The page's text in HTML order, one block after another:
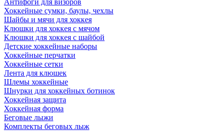
Антифоги для визоров
Хоккейные сумки, баулы, чехлы
Шайбы и мячи для хоккея
Клюшки для хоккея с мячом
Клюшки для хоккея с шайбой
Детские хоккейные наборы
Хоккейные перчатки
Хоккейные сетки
Лента для клюшек
Шлемы хоккейные
Шнурки для хоккейных ботинок
Хоккейная защита
Хоккейная форма
Беговые лыжи
Комплекты беговых лыж